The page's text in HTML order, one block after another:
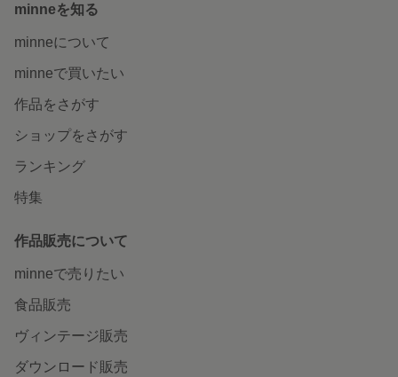
minneを知る
minneについて
minneで買いたい
作品をさがす
ショップをさがす
ランキング
特集
作品販売について
minneで売りたい
食品販売
ヴィンテージ販売
ダウンロード販売